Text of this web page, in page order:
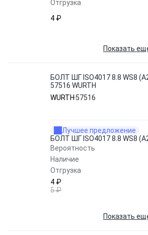
Отгрузка
4 ₽
Показать
БОЛТ ШГ ISO4017 8.8 WS8
57516 WURTH
WURTH 57516
Лучшее предложение
БОЛТ ШГ ISO4017 8.8 WS8
Вероятность
Наличие
Отгрузка
4 ₽
5 ₽
Показать